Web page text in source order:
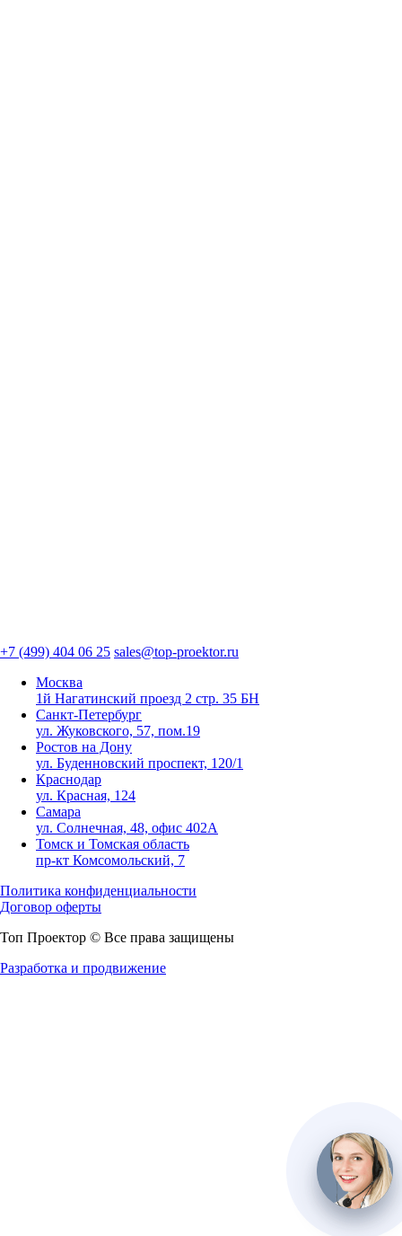
+7 (499) 404 06 25 sales@top-proektor.ru
Москва
1й Нагатинский проезд 2 стр. 35 БН
Санкт-Петербург
ул. Жуковского, 57, пом.19
Ростов на Дону
ул. Буденновский проспект, 120/1
Краснодар
ул. Красная, 124
Самара
ул. Солнечная, 48, офис 402А
Томск и Томская область
пр-кт Комсомольский, 7
Политика конфиденциальности
Договор оферты
Топ Проектор © Все права защищены
Разработка и продвижение